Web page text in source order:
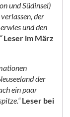
und Südinsel)
der
und den
Leser im März
der
ein paar
Leser bei